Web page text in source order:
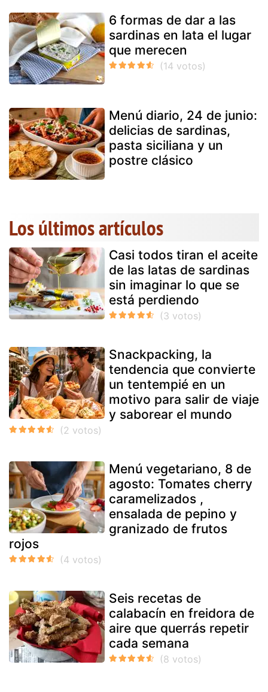
6 formas de dar a las
sardinas en lata el lugar
que merecen
Menú diario, 24 de junio:
delicias de sardinas,
pasta siciliana y un
postre clásico
Los últimos artículos
Casi todos tiran el aceite
de las latas de sardinas
sin imaginar lo que se
está perdiendo
Snackpacking, la
tendencia que convierte
un tentempié en un
motivo para salir de viaje
y saborear el mundo
Menú vegetariano, 8 de
agosto: Tomates cherry
caramelizados ,
ensalada de pepino y
granizado de frutos
rojos
Seis recetas de
calabacín en freidora de
aire que querrás repetir
cada semana